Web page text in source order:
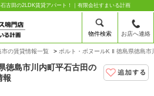
物件検索 お店へ連絡
古田の2LDK賃貸アパート！｜有限会社すまいる計画
市の賃貸情報一覧 ポルト・ボヌールK Ⅱ 徳島県徳島
徳島市川内町平石古田の
報